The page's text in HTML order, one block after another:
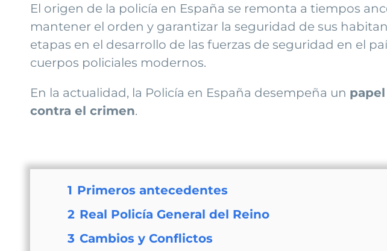
El origen de la policía en España se remonta a tiempos
mantener el orden y garantizar la seguridad de sus
etapas en el desarrollo de las fuerzas de seguridad en el
cuerpos policiales modernos.
En la actualidad, la Policía en España desempeña un
contra el crimen.
1 Primeros antecedentes
2 Real Policía General del Reino
3 Cambios y Conflictos